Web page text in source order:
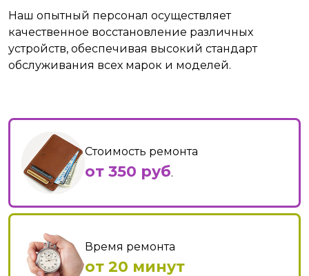
Наш опытный персонал осуществляет
качественное восстановление различных
устройств, обеспечивая высокий стандарт
обслуживания всех марок и моделей.
Стоимость ремонта
от 350 руб.
Время ремонта
от 20 минут